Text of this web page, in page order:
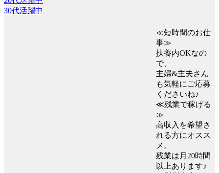
30代活躍中
≪短時間のお仕
事≫
扶養内OKなの
で、
主婦&主夫さん
も気軽にご応募
くださいね♪
≪残業で稼げる
≫
高収入を希望さ
れる方にオスス
メ。
残業は月20時間
以上あります♪